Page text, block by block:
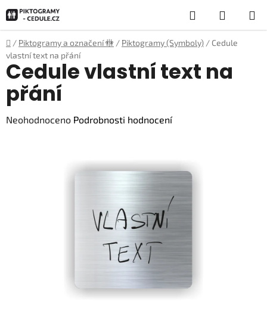
na
obsah
Hledat
KOŠÍK
Domů
/ Piktogramy a označení 🚻 / Piktogramy (Symboly) / Cedule
vlastní text na přání
Cedule vlastní text na
přání
Průměrné
Neohodnoceno Podrobnosti hodnocení